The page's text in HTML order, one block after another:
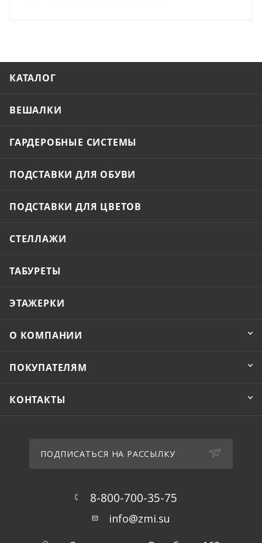
КАТАЛОГ
ВЕШАЛКИ
ГАРДЕРОБНЫЕ СИСТЕМЫ
ПОДСТАВКИ ДЛЯ ОБУВИ
ПОДСТАВКИ ДЛЯ ЦВЕТОВ
СТЕЛЛАЖИ
ТАБУРЕТЫ
ЭТАЖЕРКИ
О КОМПАНИИ
ПОКУПАТЕЛЯМ
КОНТАКТЫ
ПОДПИСАТЬСЯ НА РАССЫЛКУ
8-800-700-35-75
info@zmi.su